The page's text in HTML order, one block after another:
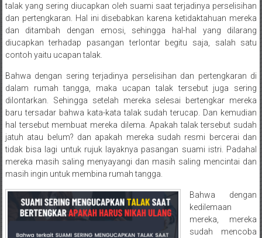
Pajak/
Mediator/
Mediasi/
Yogyakarta/Bantul/Sleman/Gunung
Yogyakarta/Jogja/
kalten/Solo/
Purwakarta,
Sukoharjo/
Semarang/
Batang/Brebes/
Purworejo,
Kebumen/Magelang/Temanggung/Mungkid/Demak/
Batu/
Blitar/Surabaya/Palembang/
Bekasi/Jakarta
selatan/
talak yang sering diucapkan oleh suami saat terjadinya perselisihan
dan pertengkaran. Hal ini disebabkan karena ketidaktahuan mereka
dan ditambah dengan emosi, sehingga hal-hal yang dilarang
diucapkan terhadap pasangan terlontar begitu saja, salah satu
contoh yaitu ucapan talak.
Bahwa dengan sering terjadinya perselisihan dan pertengkaran di
dalam rumah tangga, maka ucapan talak tersebut juga sering
dilontarkan. Sehingga setelah mereka selesai bertengkar mereka
baru tersadar bahwa kata-kata talak sudah terucap. Dan kemudian
hal tersebut membuat mereka dilema. Apakah talak tersebut sudah
jatuh atau belum? dan apakah mereka sudah resmi bercerai dan
tidak bisa lagi untuk rujuk layaknya pasangan suami istri. Padahal
mereka masih saling menyayangi dan masih saling mencintai dan
masih ingin untuk membina rumah tangga.
Bahwa dengan
kedilemaan
mereka, mereka
sudah mencoba